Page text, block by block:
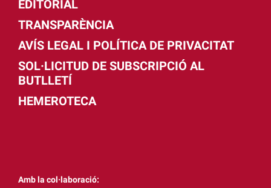
EDITORIAL
TRANSPARÈNCIA
AVÍS LEGAL I POLÍTICA DE PRIVACITAT
SOL·LICITUD DE SUBSCRIPCIÓ AL
BUTLLETÍ
HEMEROTECA
Amb la col·laboració: